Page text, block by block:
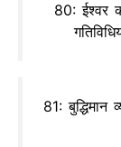
80: ईश्वर
81: